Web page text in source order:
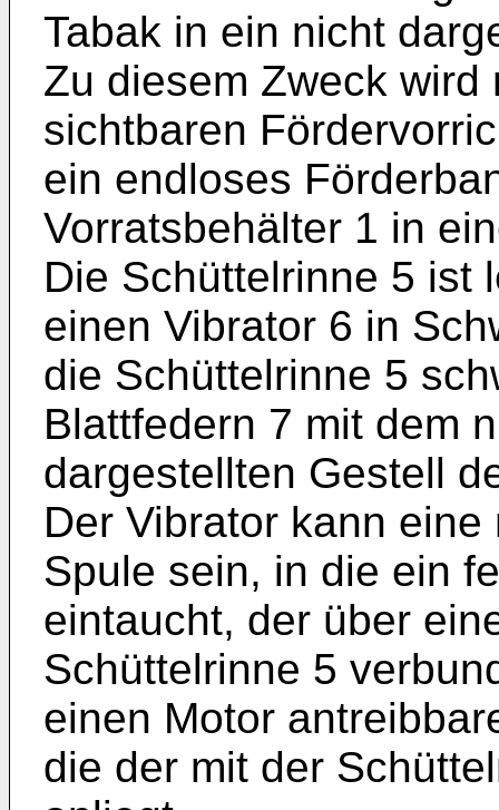
Tabak in ein nicht
Zu diesem Zweck
sichtbaren
ein endloses
Vorratsbehälter 1 in
Die Schüttelrinne 5 ist
einen Vibrator 6 in
die Schüttelrinne 5
Blattfedern 7 mit dem
dargestellten Gestell
Der Vibrator kann
Spule sein, in die ein
eintaucht, der über
Schüttelrinne 5
einen Motor
die der mit der